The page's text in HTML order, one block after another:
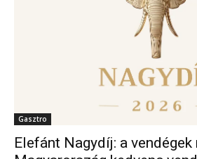
Gasztro
Elefánt Nagydíj: a